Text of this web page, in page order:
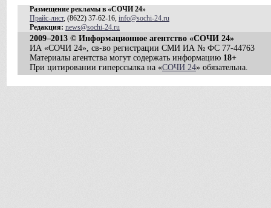
Размещение рекламы в «СОЧИ 24»
Прайс-лист, (8622) 37-62-16, info@sochi-24.ru
Редакция: news@sochi-24.ru
2009–2013 © Информационное агентство «СОЧИ 24»
ИА «СОЧИ 24», св-во регистрации СМИ ИА № ФС 77-44763
Материалы агентства могут содержать информацию 18+
При цитировании гиперссылка на «СОЧИ 24» обязательна.